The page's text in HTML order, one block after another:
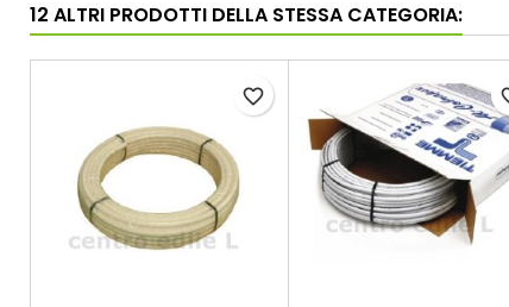
12 ALTRI PRODOTTI DELLA STESSA CATEGORIA:
favorite_border